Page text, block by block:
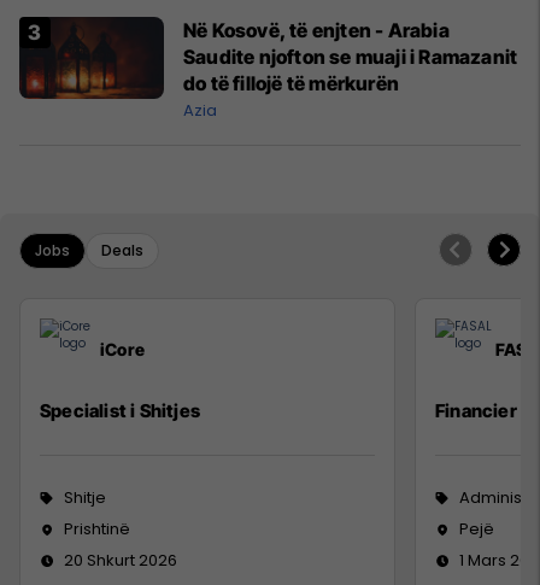
Në Kosovë, të enjten - Arabia
Saudite njofton se muaji i Ramazanit
do të fillojë të mërkurën
Azia
Jobs Deals
iCore
Specialist i Shitjes
Shitje
Prishtinë
20 Shkurt 2026
Financier
Pejë
1 Mars